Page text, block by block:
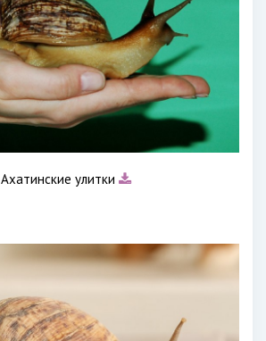
Ахатинские улитки